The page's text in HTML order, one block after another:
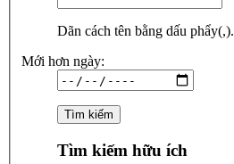
Dãn cách tên bằng dấu phẩy(,).
Mới hơn ngày:
Tìm kiếm hữu ích